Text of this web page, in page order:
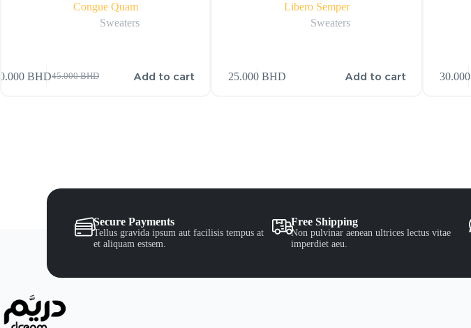
Congue Quam
Sweaters
45.000BHD
BHD Add to cart
Libero Semper
Sweaters
25.000BHD Add to cart 30.000
Secure Payments
Tellus gravida ipsum aut facilisis tempus at
et aliquam estsem.
Free Shipping
Non pulvinar aenean ultrices lectus vitae
imperdiet aeu.